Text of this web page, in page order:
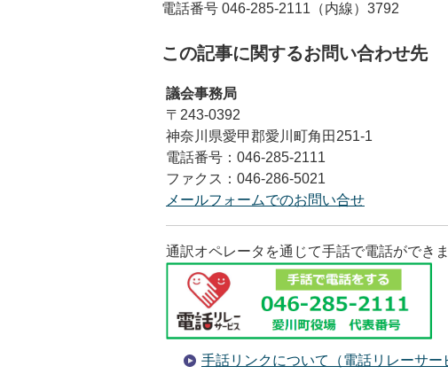
電話番号 046-285-2111（内線）3792
この記事に関するお問い合わせ先
議会事務局
〒243-0392
神奈川県愛甲郡愛川町角田251-1
電話番号：046-285-2111
ファクス：046-286-5021
メールフォームでのお問い合せ
通訳オペレータを通じて手話で電話ができま
手話リンクについて（電話リレーサー